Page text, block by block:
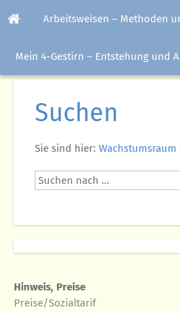
Arbeitsweisen – Methoden
Mein 4-Gestirn – Entstehung und
Suchen
Sie sind hier:
Hinweis, Preise
Preise/Sozialtarif